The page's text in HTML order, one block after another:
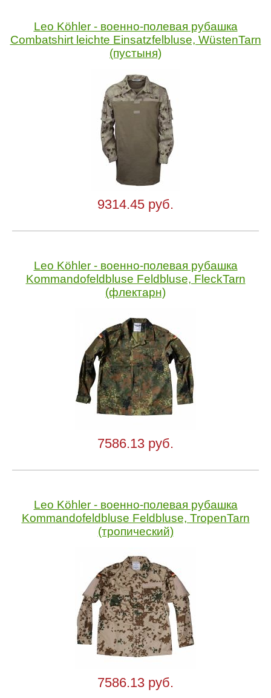
Leo Köhler - военно-полевая рубашка
Combatshirt leichte Einsatzfelbluse, WüstenTarn
(пустыня)
9314.45 руб.
Leo Köhler - военно-полевая рубашка
Kommandofeldbluse Feldbluse, FleckTarn
(флектарн)
7586.13 руб.
Leo Köhler - военно-полевая рубашка
Kommandofeldbluse Feldbluse, TropenTarn
(тропический)
7586.13 руб.